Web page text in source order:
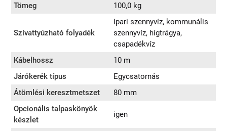
Tömeg
100,0 kg
Szivattyúzható folyadék
Ipari szennyvíz, kommunális
szennyvíz, hígtrágya,
csapadékvíz
Kábelhossz
10 m
Járókerék típus
Egycsatornás
Átömlési keresztmetszet
80 mm
Opcionális talpaskönyök
készlet
igen